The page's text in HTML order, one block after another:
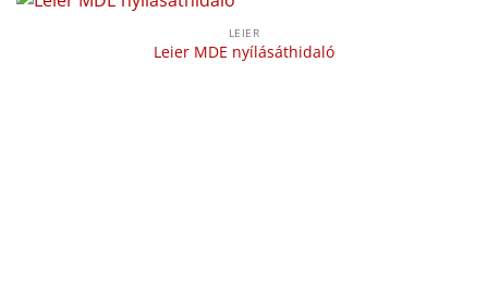
LEIER
Leier MDE nyílásáthidaló